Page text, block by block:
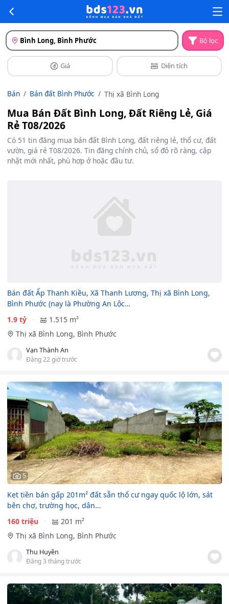
Bình Long, Bình Phước Bộ lọc
Giá Diện tích
Bán Bán đất Bình Phước Thị xã Bình Long
Mua Bán Đất Bình Long, Đất Riêng Lẻ, Giá
Rẻ T08/2026
Có 51 tin đăng mua bán đất Bình Long, đất riêng lẻ, thổ cư, đất
vườn, giá rẻ T08/2026. Tin đăng chính chủ, sổ đỏ rõ ràng, cập
nhật mới nhất, phù hợp ở hoặc đầu tư.
Bán đất Ấp Thanh Kiều, Xã Thanh Lương, Thị xã Bình Long,
Bình Phước (nay là Phường An Lộc…
1.9 tỷ
1.515 m²
Thị xã Bình Long, Bình Phước
Vạn Thành An
Đăng 22 giờ trước
5
Kẹt tiền bán gấp 201m² đất sẵn thổ cư ngay quốc lộ lớn, sát
bên chợ, trường học, dân…
160 triệu
201 m²
Thị xã Bình Long, Bình Phước
Thu Huyền
Đăng 3 tháng trước